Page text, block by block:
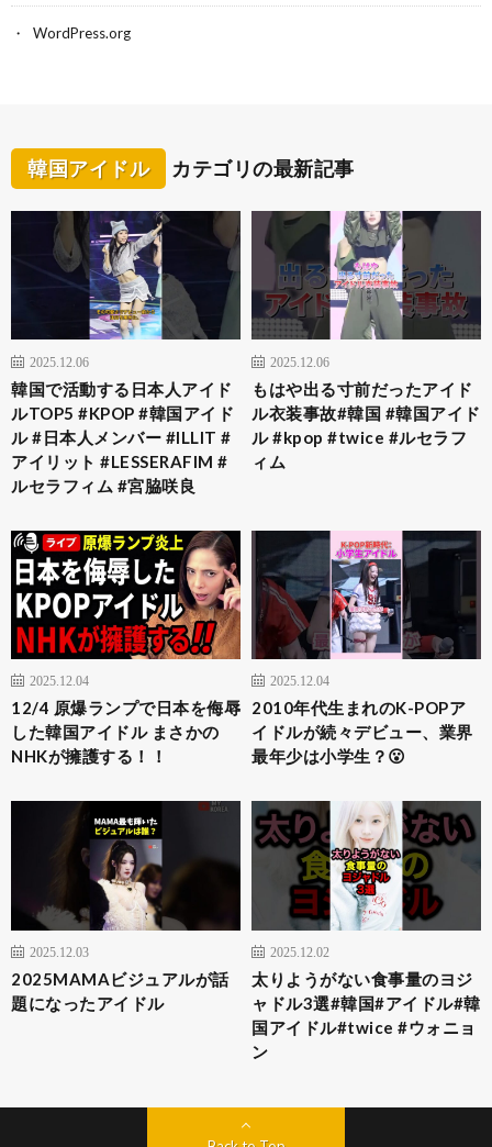
WordPress.org
韓国アイドル カテゴリの最新記事
2025.12.06
韓国で活動する日本人アイド
ルTOP5 #KPOP #韓国アイド
ル #日本人メンバー #ILLIT #
アイリット #LESSERAFIM #
ルセラフィム #宮脇咲良
2025.12.06
もはや出る寸前だったアイド
ル衣装事故#韓国 #韓国アイド
ル #kpop #twice #ルセラフ
ィム
2025.12.04
12/4 原爆ランプで日本を侮辱
した韓国アイドル まさかの
NHKが擁護する！！
2025.12.04
2010年代生まれのK-POPア
イドルが続々デビュー、業界
最年少は小学生？😮
2025.12.03
2025MAMAビジュアルが話
題になったアイドル
2025.12.02
太りようがない食事量のヨジ
ャドル3選#韓国#アイドル#韓
国アイドル#twice #ウォニョ
ン